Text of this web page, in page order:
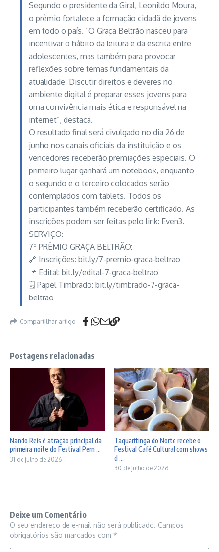
Segundo o presidente da Giral, Leonildo Moura,
o prêmio fortalece a formação cidadã de jovens
em todo o país. “O Graça Beltrão nasceu para
incentivar o hábito da leitura e da escrita entre
adolescentes, mas também para provocar
reflexões sobre temas fundamentais da
atualidade. Discutir direitos e deveres no
ambiente digital é preparar esses jovens para
uma convivência mais ética e responsável na
internet”, destaca.
O resultado final será divulgado no dia 26 de
junho nos canais oficiais da instituição e os
vencedores receberão premiações especiais. O
primeiro lugar ganhará um notebook, enquanto
o segundo e o terceiro colocados serão
contemplados com tablets. Todos os
participantes também receberão certificado. As
inscrições podem ser feitas pelo link: Even3.
SERVIÇO:
7º PRÊMIO GRAÇA BELTRÃO:
🔗 Inscrições: bit.ly/7-premio-graca-beltrao
📌 Edital: bit.ly/edital-7-graca-beltrao
🗒️ Papel Timbrado: bit.ly/timbrado-7-graca-
beltrao
Compartilhar artigo
Postagens relacionadas
Nando Reis é atração principal da
primeira noite do Festival Pern ...
31 de julho de 2026
Taquaritinga do Norte recebe o
Festival Café Cultural com shows
d ...
30 de julho de 2026
Deixe um Comentário
O seu endereço de e-mail não será publicado. Campos
obrigatórios são marcados com *